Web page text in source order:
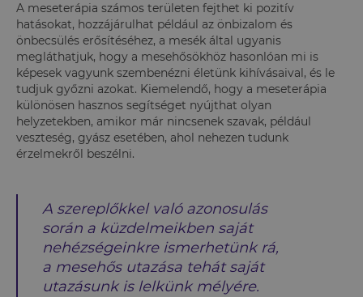
A meseterápia számos területen fejthet ki pozitív
hatásokat, hozzájárulhat például az önbizalom és
önbecsülés erősítéséhez, a mesék által ugyanis
megláthatjuk, hogy a mesehősökhöz hasonlóan mi is
képesek vagyunk szembenézni életünk kihívásaival, és le
tudjuk győzni azokat. Kiemelendő, hogy a meseterápia
különösen hasznos segítséget nyújthat olyan
helyzetekben, amikor már nincsenek szavak, például
veszteség, gyász esetében, ahol nehezen tudunk
érzelmekről beszélni.
A szereplőkkel való azonosulás
során a küzdelmeikben saját
nehézségeinkre ismerhetünk rá,
a mesehős utazása tehát saját
utazásunk is lelkünk mélyére.